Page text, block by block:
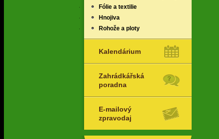
Fólie a textilie
Hnojiva
Rohože a ploty
Kalendárium
Zahrádkářská
poradna
E-mailový
zpravodaj